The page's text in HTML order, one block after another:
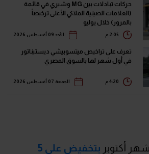
حركات تبادلات بين MG وشيري في قائمة
(العلامات الصينية الملاكي الأعلى ترخيصاً
بالمرور) خلال يوليو
الأحد 09 أغسطس 2026
تعرف على تراخيص ميتسوبيشي ديستيناتور
في أول شهر لها بالسوق المصري
الجمعة 07 أغسطس 2026
أكتوبر
بتخفيض على 5